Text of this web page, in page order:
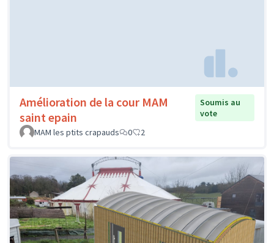
Amélioration de la cour MAM
saint epain
Soumis au
vote
MAM les ptits crapauds
0 2